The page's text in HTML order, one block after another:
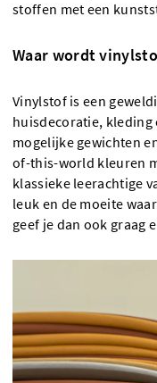
stoffen met een
Waar wordt
Vinylstof is een
huisdecoratie, kleding
mogelijke gewichten
of-this-world kleuren
klassieke leerachtige
leuk en de moeite
geef je dan ook graag